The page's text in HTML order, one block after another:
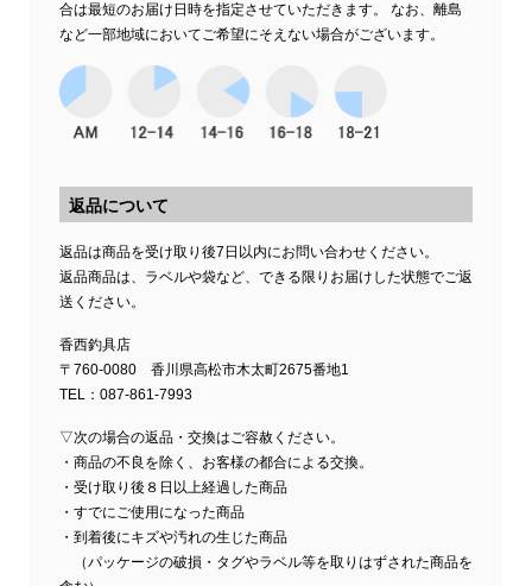
合は最短のお届け日時を指定させていただきます。 なお、離島
など一部地域においてご希望にそえない場合がございます。
返品について
返品は商品を受け取り後7日以内にお問い合わせください。
返品商品は、ラベルや袋など、できる限りお届けした状態でご返
送ください。
香西釣具店
〒760-0080 香川県高松市木太町2675番地1
TEL：087-861-7993
▽次の場合の返品・交換はご容赦ください。
・商品の不良を除く、お客様の都合による交換。
・受け取り後８日以上経過した商品
・すでにご使用になった商品
・到着後にキズや汚れの生じた商品
（パッケージの破損・タグやラベル等を取りはずされた商品を